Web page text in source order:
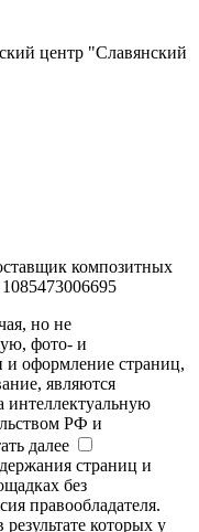
центр "Славянский
композитных
но не
фото- и
и оформление страниц,
являются
интеллектуальную
РФ и
далее
страниц и
без
правообладателя.
которых у